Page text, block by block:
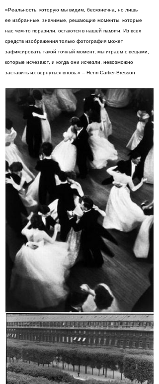
«Реальность, которую мы видим, бесконечна, но лишь
ее избранные, значимые, решающие моменты, которые
нас чем-то поразили, остаются в нашей памяти. Из всех
средств изображения только фотография может
зафиксировать такой точный момент, мы играем с вещами,
которые исчезают, и когда они исчезли, невозможно
заставить их вернуться вновь.» – Henri Cartier-Bresson